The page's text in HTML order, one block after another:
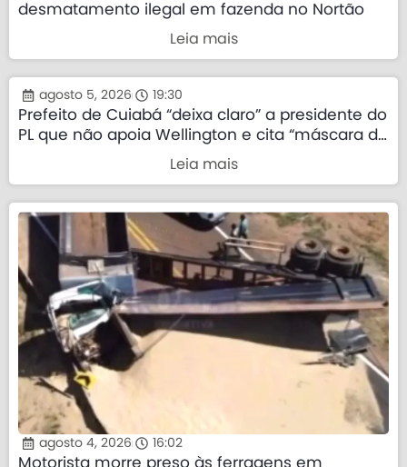
desmatamento ilegal em fazenda no Nortão
Leia mais
agosto 5, 2026 19:30
Prefeito de Cuiabá “deixa claro” a presidente do
PL que não apoia Wellington e cita “máscara da
Leia mais
agosto 4, 2026 16:02
Motorista morre preso às ferragens em